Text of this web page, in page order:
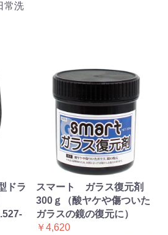
常洗
ドラ
スマート ガラス復元剤
300ｇ（酸ヤケや傷ついた
ガラスの鏡の復元に）
￥4,620